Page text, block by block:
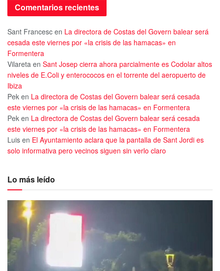
Comentarios recientes
Sant Francesc en La directora de Costas del Govern balear será
cesada este viernes por «la crisis de las hamacas» en
Formentera
Vilareta en Sant Josep cierra ahora parcialmente es Codolar altos
niveles de E.Coli y enterococos en el torrente del aeropuerto de
Ibiza
Pek en La directora de Costas del Govern balear será cesada
este viernes por «la crisis de las hamacas» en Formentera
Pek en La directora de Costas del Govern balear será cesada
este viernes por «la crisis de las hamacas» en Formentera
Luis en El Ayuntamiento aclara que la pantalla de Sant Jordi es
solo informativa pero vecinos siguen sin verlo claro
Lo más leído